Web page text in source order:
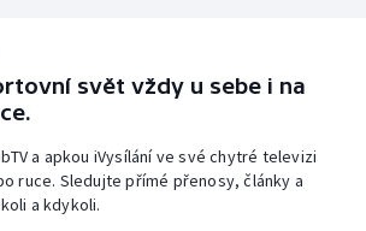
svět vždy u sebe i na
a apkou iVysílání ve své chytré televizi
ruce. Sledujte přímé přenosy, články a
a kdykoli.